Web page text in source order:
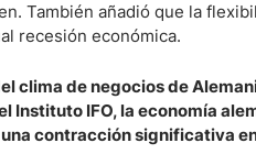
También añadió que la
recesión económica.
clima de negocios de
Instituto IFO, la economía
contracción significativa